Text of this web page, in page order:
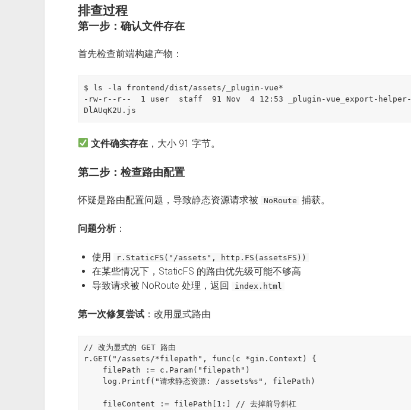
排查过程
第一步：确认文件存在
首先检查前端构建产物：
$ ls -la frontend/dist/assets/_plugin-vue*
-rw-r--r--  1 user  staff  91 Nov  4 12:53 _plugin-vue_export-helper-
文件确实存在，大小 91 字节。
第二步：检查路由配置
怀疑是路由配置问题，导致静态资源请求被 NoRoute 捕获。
问题分析：
使用 r.StaticFS("/assets", http.FS(assetsFS))
在某些情况下，StaticFS 的路由优先级可能不够高
导致请求被 NoRoute 处理，返回
index.html
第一次修复尝试：改用显式路由
// 改为显式的 GET 路由
r.GET("/assets/*filepath", func(c *gin.Context) {